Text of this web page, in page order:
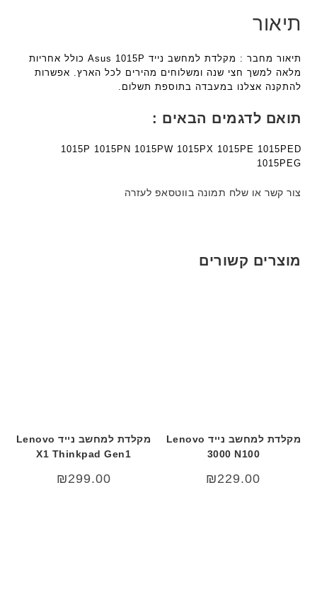
תיאור
תיאור מחבר : מקלדת למחשב נייד Asus 1015P כולל אחריות
מלאה למשך חצי שנה ומשלוחים מהירים לכל הארץ. אפשרות
להתקנה אצלנו במעבדה בתוספת תשלום.
תואם לדגמים הבאים :
1015P 1015PN 1015PW 1015PX 1015PE 1015PED
1015PEG
צור קשר או שלח תמונה בווטסאפ לעזרה
מוצרים קשורים
מקלדת למחשב נייד Lenovo
3000 N100
₪229.00
מקלדת למחשב נייד Lenovo
X1 Thinkpad Gen1
₪299.00